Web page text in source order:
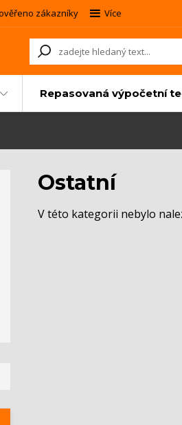
zákazníky Více
Repasovaná výpočetní
Ostatní
V této kategorii nebylo